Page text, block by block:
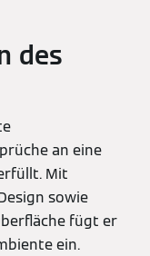
des
an eine
Mit
sowie
fügt er
ein.